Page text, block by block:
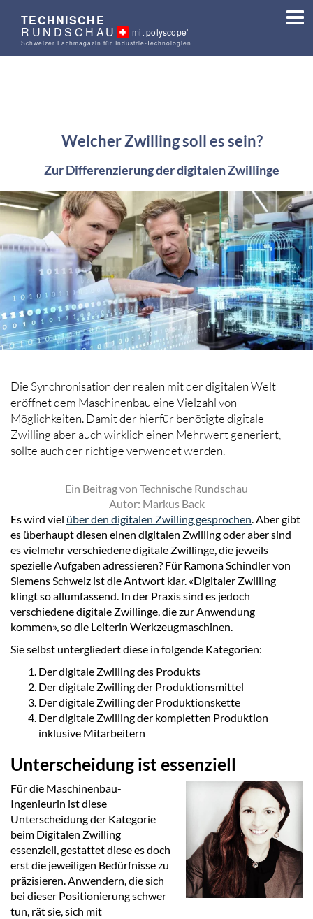
TECHNISCHE
RUNDSCHAU mit polyscope'
Schweizer Fachmagazin für Industrie-Technologien
Welcher Zwilling soll es sein?
Zur Differenzierung der digitalen Zwillinge
Die Synchronisation der realen mit der digitalen Welt
eröffnet dem Maschinenbau eine Vielzahl von
Möglichkeiten. Damit der hierfür benötigte digitale
Zwilling aber auch wirklich einen Mehrwert generiert,
sollte auch der richtige verwendet werden.
Ein Beitrag von Technische Rundschau
Autor: Markus Back
Es wird viel über den digitalen Zwilling gesprochen. Aber gibt
es überhaupt diesen einen digitalen Zwilling oder aber sind
es vielmehr verschiedene digitale Zwillinge, die jeweils
spezielle Aufgaben adressieren? Für Ramona Schindler von
Siemens Schweiz ist die Antwort klar. «Digitaler Zwilling
klingt so allumfassend. In der Praxis sind es jedoch
verschiedene digitale Zwillinge, die zur Anwendung
kommen», so die Leiterin Werkzeugmaschinen.
Sie selbst untergliedert diese in folgende Kategorien:
Der digitale Zwilling des Produkts
Der digitale Zwilling der Produktionsmittel
Der digitale Zwilling der Produktionskette
Der digitale Zwilling der kompletten Produktion
inklusive Mitarbeitern
Unterscheidung ist essenziell
Für die Maschinenbau-
Ingenieurin ist diese
Unterscheidung der Kategorie
beim Digitalen Zwilling
essenziell, gestattet diese es doch
erst die jeweiligen Bedürfnisse zu
präzisieren. Anwendern, die sich
bei dieser Positionierung schwer
tun, rät sie, sich mit